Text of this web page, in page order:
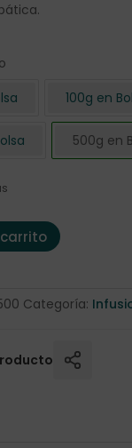
100g en
500g en
cantidad
Categoría: